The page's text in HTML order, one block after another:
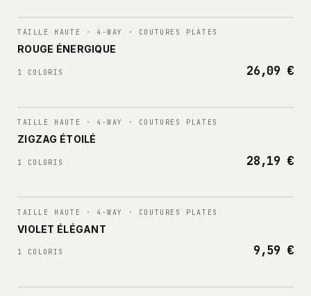
N° 001
TAILLE HAUTE · 4-WAY · COUTURES PLATES
ROUGE ÉNERGIQUE
1 COLORIS 26,09 €
N° 002
TAILLE HAUTE · 4-WAY · COUTURES PLATES
ZIGZAG ÉTOILÉ
1 COLORIS 28,19 €
N° 003
TAILLE HAUTE · 4-WAY · COUTURES PLATES
VIOLET ÉLÉGANT
1 COLORIS 9,59 €